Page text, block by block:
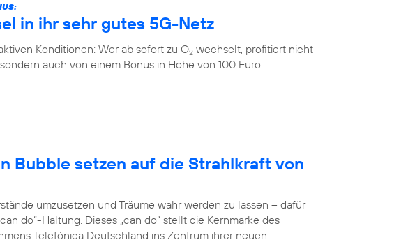
in ihr sehr gutes 5G-Netz
Konditionen: Wer ab sofort zu O2 wechselt, profitiert nicht
auch von einem Bonus in Höhe von 100 Euro.
Bubble setzen auf die Strahlkraft von
umzusetzen und Träume wahr werden zu lassen – dafür
do“-Haltung. Dieses „can do“ stellt die Kernmarke des
Telefónica Deutschland ins Zentrum ihrer neuen